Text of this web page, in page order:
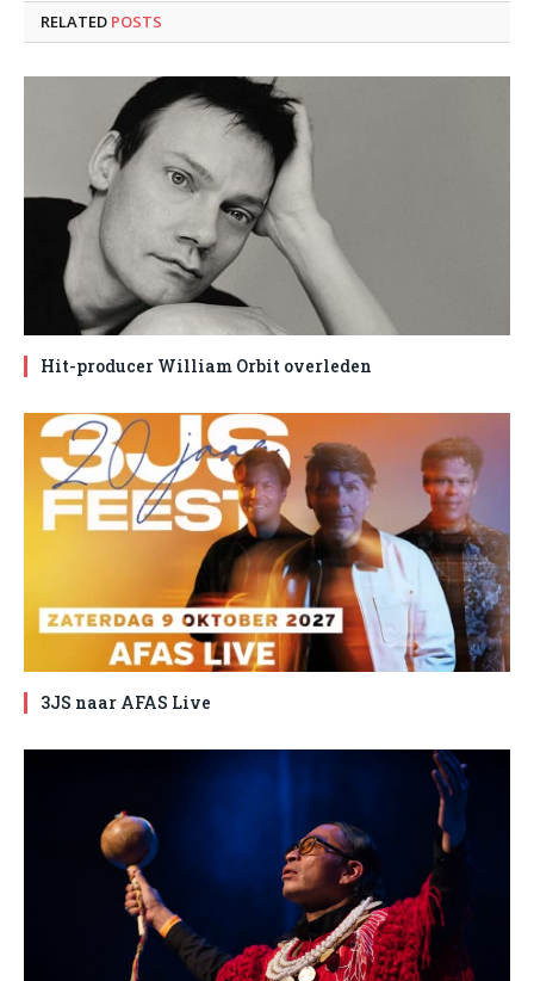
RELATED POSTS
Hit-producer William Orbit overleden
3JS naar AFAS Live